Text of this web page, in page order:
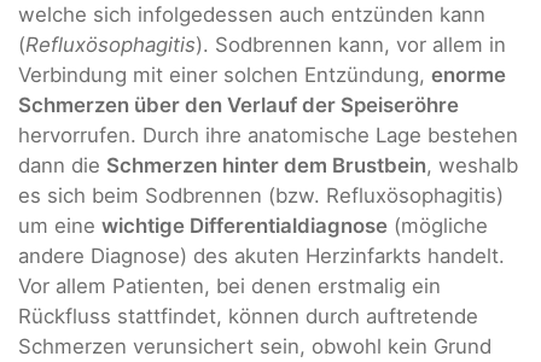
welche sich infolgedessen auch entzünden kann
(Refluxösophagitis). Sodbrennen kann, vor allem in
Verbindung mit einer solchen Entzündung, enorme
Schmerzen über den Verlauf der Speiseröhre
hervorrufen. Durch ihre anatomische Lage bestehen
dann die Schmerzen hinter dem Brustbein, weshalb
es sich beim Sodbrennen (bzw. Refluxösophagitis)
um eine wichtige Differentialdiagnose (mögliche
andere Diagnose) des akuten Herzinfarkts handelt.
Vor allem Patienten, bei denen erstmalig ein
Rückfluss stattfindet, können durch auftretende
Schmerzen verunsichert sein, obwohl kein Grund